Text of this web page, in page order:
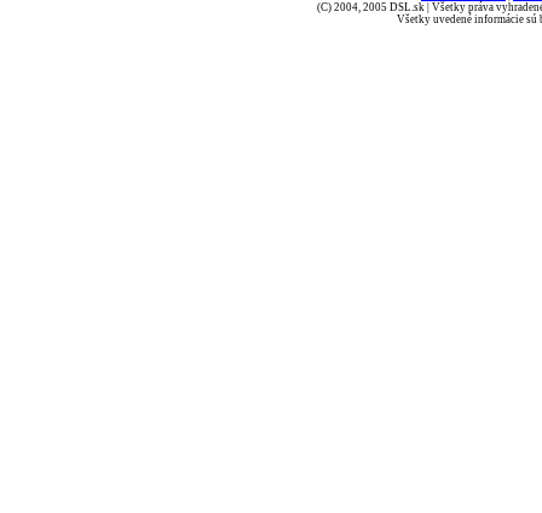
(C) 2004, 2005 DSL.sk | Všetky práva
Všetky uvedené informácie sú